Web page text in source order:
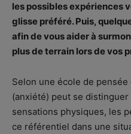
les possibles expériences
glisse préféré. Puis,
afin de vous aider à
plus de terrain lors de vos
Selon une école de
(anxiété) peut se
sensations physiques, les
ce référentiel dans une